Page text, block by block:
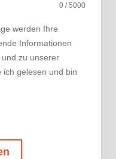
0 / 5000
werden Ihre
Informationen
und zu unserer
ich gelesen und bin